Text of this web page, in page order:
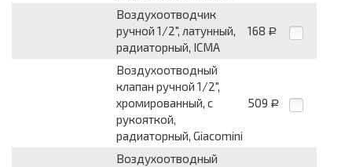
Воздухоотводчик
ручной 1/2", латунный,
радиаторный, ICMA
168 Р
Воздухоотводный
клапан ручной 1/2",
хромированный, с
рукояткой,
радиаторный, Giacomini
509 Р
Воздухоотводный